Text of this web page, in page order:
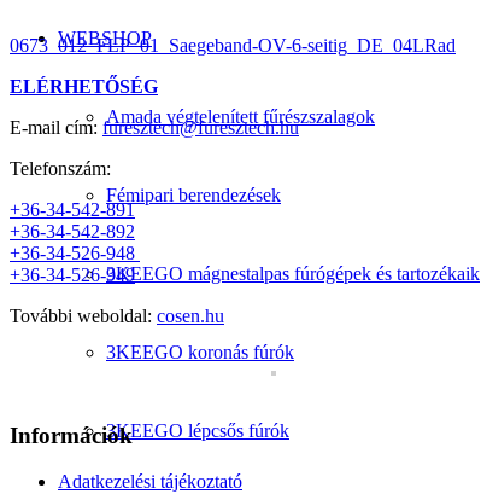
WEBSHOP
Amada végtelenített fűrészszalagok
Fémipari berendezések
3KEEGO mágnestalpas fúrógépek és tartozékaik
3KEEGO koronás fúrók
3KEEGO lépcsős fúrók
0673_012_FLP_01_Saegeband-OV-6-seitig_DE_04LRad
ELÉRHETŐSÉG
E-mail cím: furesztech@furesztech.hu
Telefonszám:
+36-34-542-891
+36-34-542-892
+36-34-526-948
+36-34-526-949
További weboldal: cosen.hu
Információk
Adatkezelési tájékoztató